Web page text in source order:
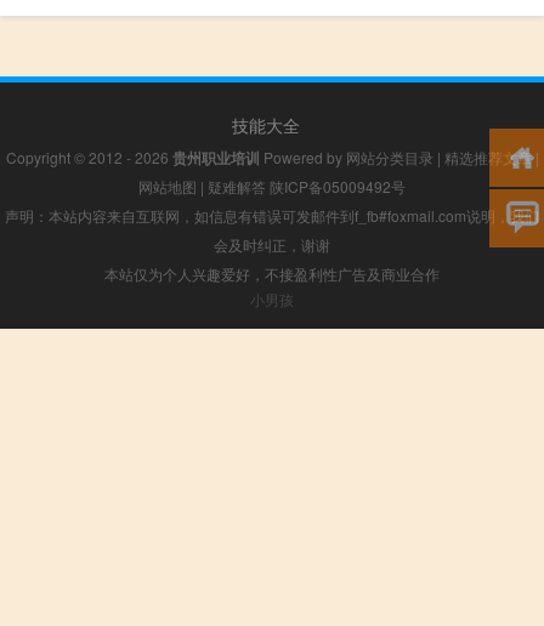
技能大全
Copyright © 2012 - 2026 贵州职业培训 Powered by 网站分类目录 | 精选推荐文章|
网站地图 | 疑难解答 陕ICP备05009492号
声明：本站内容来自互联网，如信息有错误可发邮件到f_fb#foxmail.com说明，我们
会及时纠正，谢谢
本站仅为个人兴趣爱好，不接盈利性广告及商业合作
小男孩